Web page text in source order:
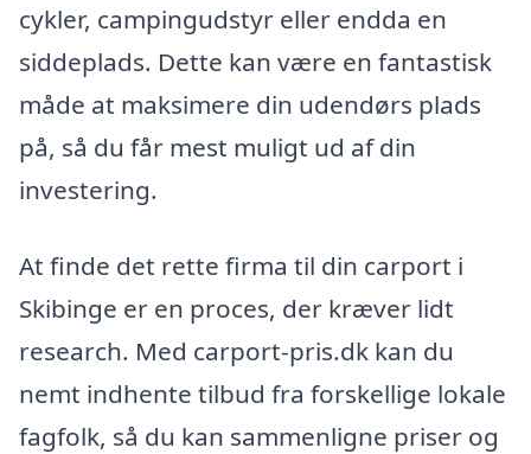
cykler, campingudstyr eller endda en
siddeplads. Dette kan være en fantastisk
måde at maksimere din udendørs plads
på, så du får mest muligt ud af din
investering.
At finde det rette firma til din carport i
Skibinge er en proces, der kræver lidt
research. Med carport-pris.dk kan du
nemt indhente tilbud fra forskellige lokale
fagfolk, så du kan sammenligne priser og